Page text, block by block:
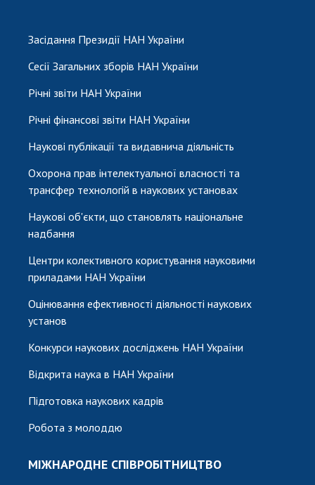
Засідання Президії НАН України
Сесії Загальних зборів НАН України
Річні звіти НАН України
Річні фінансові звіти НАН України
Наукові публікації та видавнича діяльність
Охорона прав інтелектуальної власності та
трансфер технологій в наукових установах
Наукові об'єкти, що становлять національне
надбання
Центри колективного користування науковими
приладами НАН України
Оцінювання ефективності діяльності наукових
установ
Конкурси наукових досліджень НАН України
Відкрита наука в НАН України
Підготовка наукових кадрів
Робота з молоддю
МІЖНАРОДНЕ СПІВРОБІТНИЦТВО